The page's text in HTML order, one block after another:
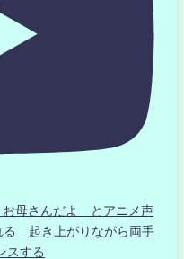
母さんだよ とアニメ声
る 起き上がりながら両手
スする